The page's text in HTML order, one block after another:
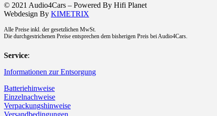
© 2021 Audio4Cars – Powered By Hifi Planet
Webdesign By KIMETRIX
Alle Preise inkl. der gesetzlichen MwSt.
Die durchgestrichenen Preise entsprechen dem bisherigen Preis bei Audio4Cars.
Service:
Informationen zur Entsorgung
Batteriehinweise
Einzelnachweise
Verpackungshinweise
Versandbedingungen